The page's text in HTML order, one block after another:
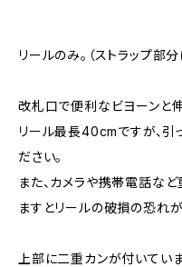
リールのみ。（ストラップ部
改札口で便利なビヨーンと伸
リール最長40cmですが、引
ださい。
また、カメラや携帯電話な
ますとリールの破損の恐れ
上部に二重カンが付いてい